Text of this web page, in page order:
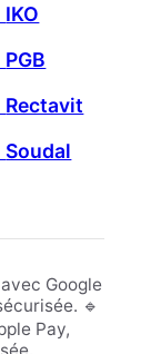
IKO
PGB
Rectavit
Soudal